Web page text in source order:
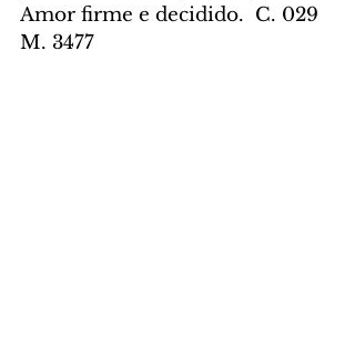
Amor firme e decidido.  C. 029
M. 3477